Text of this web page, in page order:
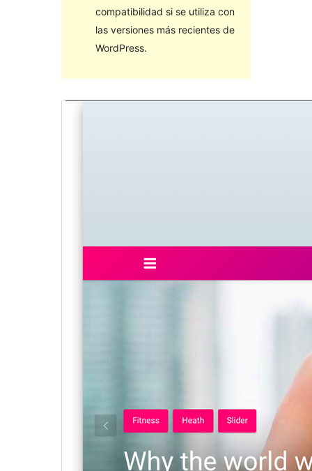
compatibilidad si se utiliza con
las versiones más recientes de
WordPress.